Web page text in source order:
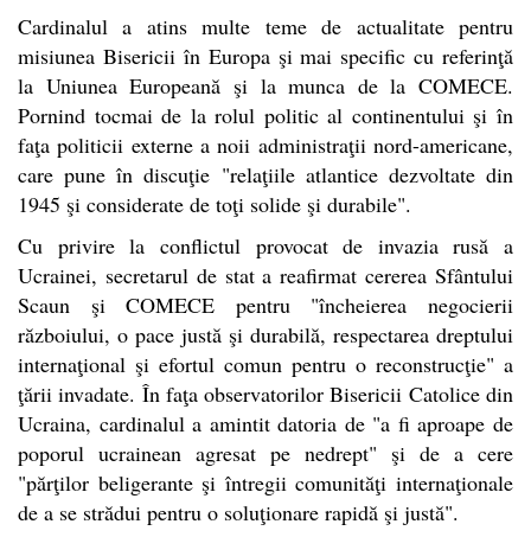
Cardinalul a atins multe teme de actualitate pentru
misiunea Bisericii în Europa şi mai specific cu referinţă
la Uniunea Europeană şi la munca de la COMECE.
Pornind tocmai de la rolul politic al continentului şi în
faţa politicii externe a noii administraţii nord-americane,
care pune în discuţie "relaţiile atlantice dezvoltate din
1945 şi considerate de toţi solide şi durabile".
Cu privire la conflictul provocat de invazia rusă a
Ucrainei, secretarul de stat a reafirmat cererea Sfântului
Scaun şi COMECE pentru "încheierea negocierii
războiului, o pace justă şi durabilă, respectarea dreptului
internaţional şi efortul comun pentru o reconstrucţie" a
ţării invadate. În faţa observatorilor Bisericii Catolice din
Ucraina, cardinalul a amintit datoria de "a fi aproape de
poporul ucrainean agresat pe nedrept" şi de a cere
"părţilor beligerante şi întregii comunităţi internaţionale
de a se strădui pentru o soluţionare rapidă şi justă".